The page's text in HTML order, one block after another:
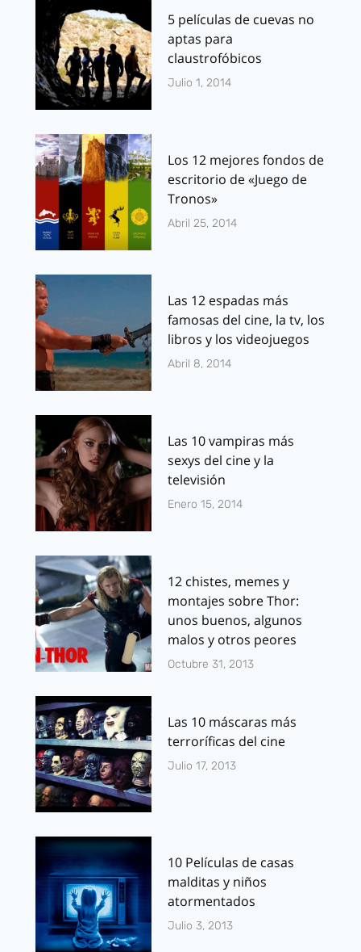
5 películas de cuevas no
aptas para
claustrofóbicos
Julio 1, 2014
Los 12 mejores fondos de
escritorio de «Juego de
Tronos»
Abril 25, 2014
Las 12 espadas más
famosas del cine, la tv, los
libros y los videojuegos
Abril 8, 2014
Las 10 vampiras más
sexys del cine y la
televisión
Enero 15, 2014
12 chistes, memes y
montajes sobre Thor:
unos buenos, algunos
malos y otros peores
Octubre 31, 2013
Las 10 máscaras más
terroríficas del cine
Julio 17, 2013
10 Películas de casas
malditas y niños
atormentados
Julio 3, 2013